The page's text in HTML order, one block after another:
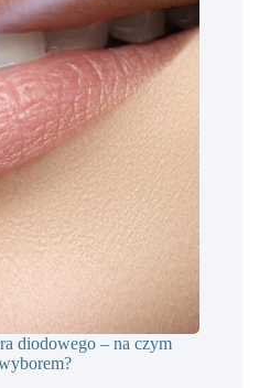
diodowego – na czym